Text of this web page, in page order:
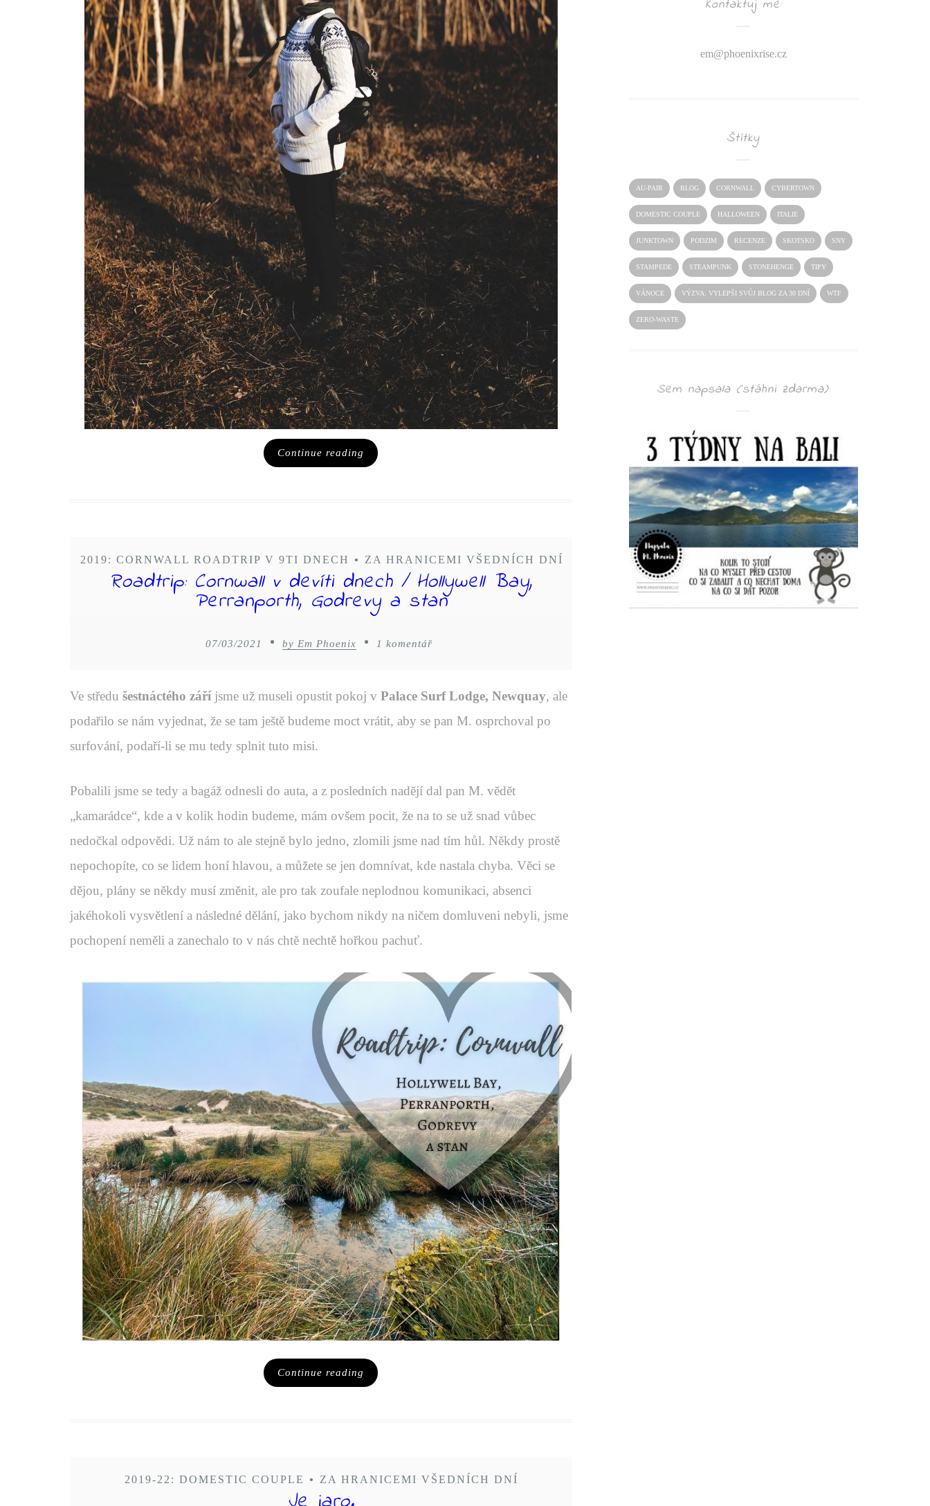
Continue reading
2019: CORNWALL ROADTRIP V 9TI DNECH • ZA HRANICEMI VŠEDNÍCH DNÍ
Roadtrip: Cornwall v devíti dnech / Hollywell Bay,
Perranporth, Godrevy a stan
07/03/2021 by Em Phoenix 1 komentář
Ve středu šestnáctého září jsme už museli opustit pokoj v Palace Surf Lodge, Newquay, ale
podařilo se nám vyjednat, že se tam ještě budeme moct vrátit, aby se pan M. osprchoval po
surfování, podaří-li se mu tedy splnit tuto misi.
Pobalili jsme se tedy a bagáž odnesli do auta, a z posledních nadějí dal pan M. vědět
„kamarádce“, kde a v kolik hodin budeme, mám ovšem pocit, že na to se už snad vůbec
nedočkal odpovědi. Už nám to ale stejně bylo jedno, zlomili jsme nad tím hůl. Někdy prostě
nepochopíte, co se lidem honí hlavou, a můžete se jen domnívat, kde nastala chyba. Věci se
dějou, plány se někdy musí změnit, ale pro tak zoufale neplodnou komunikaci, absenci
jakéhokoli vysvětlení a následné dělání, jako bychom nikdy na ničem domluveni nebyli, jsme
pochopení neměli a zanechalo to v nás chtě nechtě hořkou pachuť.
Continue reading
2019-22: DOMESTIC COUPLE • ZA HRANICEMI VŠEDNÍCH DNÍ
Kontaktuj mě:
em@phoenixrise.cz
Štítky
AU-PAIR BLOG CORNWALL CYBERTOWN
DOMESTIC COUPLE HALLOWEEN ITALIE
JUNKTOWN PODZIM RECENZE SKOTSKO SNY
STAMPEDE STEAMPUNK STONEHENGE TIPY
VÁNOCE VÝZVA: VYLEPŠI SVŮJ BLOG ZA 30 DNÍ WTF
ZERO-WASTE
Sem napsala (stáhni zdarma):